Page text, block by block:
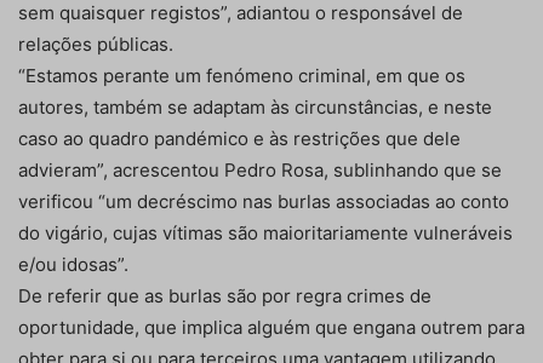
sem quaisquer registos”, adiantou o responsável de
relações públicas.
“Estamos perante um fenómeno criminal, em que os
autores, também se adaptam às circunstâncias, e neste
caso ao quadro pandémico e às restrições que dele
advieram”, acrescentou Pedro Rosa, sublinhando que se
verificou “um decréscimo nas burlas associadas ao conto
do vigário, cujas vítimas são maioritariamente vulneráveis
e/ou idosas”.
De referir que as burlas são por regra crimes de
oportunidade, que implica alguém que engana outrem para